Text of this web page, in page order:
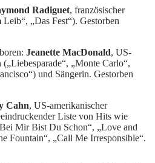
Radiguet, französischer
„Das Fest“). Gestorben
Jeanette MacDonald, US-
„Monte Carlo“,
und Sängerin. Gestorben
Cahn, US-amerikanischer
Liste von Hits wie
Mir Bist Du Schon“, „Love and
Fountain“, „Call Me Irresponsible“.